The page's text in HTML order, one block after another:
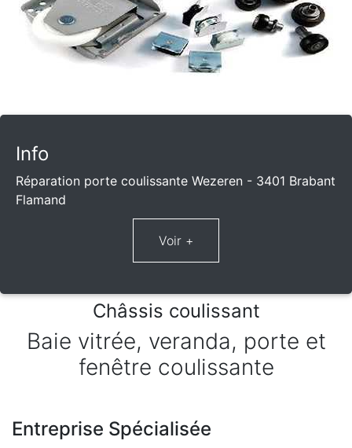
Info
Réparation porte coulissante Wezeren - 3401 Brabant
Flamand
Châssis coulissant
Baie vitrée, veranda, porte et
fenêtre coulissante
Entreprise Spécialisée